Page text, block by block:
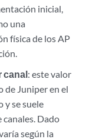
inicial,
una
física de los AP
canal: este valor
de Juniper en el
y se suele
Dado
según la